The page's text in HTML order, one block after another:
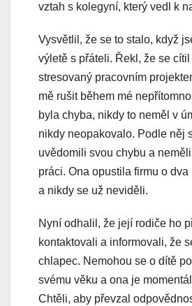
vztah s kolegyní, který vedl k
Vysvětlil, že se to stalo, když
výletě s přáteli. Řekl, že se
stresovaný pracovním
mě rušit během mé
byla chyba, nikdy to neměl v
nikdy neopakovalo. Podle něj
uvědomili svou chybu a
práci. Ona opustila firmu o
a nikdy se už neviděli.
Nyní odhalil, že její rodiče ho
kontaktovali a informovali, že
chlapec. Nemohou se o dítě
svému věku a ona je
Chtěli, aby převzal